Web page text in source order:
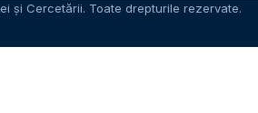
și Cercetării. Toate drepturile rezervate.